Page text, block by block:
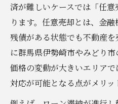
済が難しいケースでは「任
ります。任意売却とは、金
残債がある状態でも不動産
に群馬県伊勢崎市やみどり
価格の変動が大きいエリア
対応が可能となる点がメリッ